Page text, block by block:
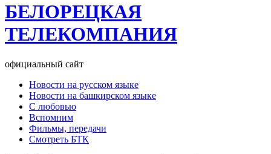
БЕЛОРЕЦКАЯ
ТЕЛЕКОМПАНИЯ
официальный сайт
Новости на русском языке
Новости на башкирском языке
С любовью
Вспомним
Фильмы, передачи
Смотреть БТК